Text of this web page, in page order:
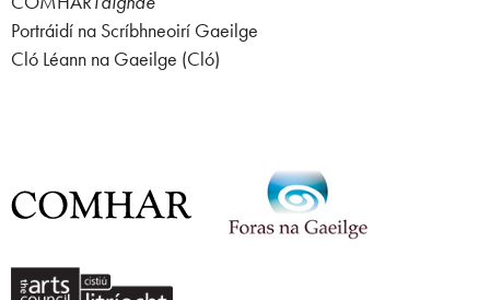
Portráidí na Scríbhneoirí Gaeilge
Cló Léann na Gaeilge (Cló)